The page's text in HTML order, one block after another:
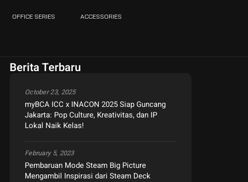
OFFICE SERIES ACCESSORIES
Berita Terbaru
myBCA ICC x INACON 2025 Siap Guncang
Jakarta: Pop Culture, Kreativitas, dan IP
Lokal Naik Kelas!
October 23, 2025
Pembaruan Mode Steam Big Picture
Mengambil Inspirasi dari Steam Deck
February 5, 2023